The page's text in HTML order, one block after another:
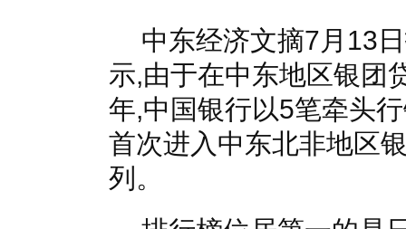
中东经济文摘7月13
示,由于在中东地区银团
年,中国银行以5笔牵头
首次进入中东北非地区
列。